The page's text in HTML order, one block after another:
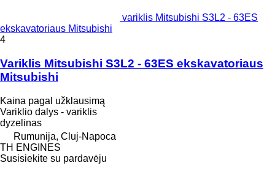
variklis Mitsubishi S3L2 - 63ES
ekskavatoriaus Mitsubishi
4
Variklis Mitsubishi S3L2 - 63ES ekskavatoriaus
Mitsubishi
Kaina pagal užklausimą
Variklio dalys - variklis
dyzelinas
Rumunija, Cluj-Napoca
TH ENGINES
Susisiekite su pardavėju